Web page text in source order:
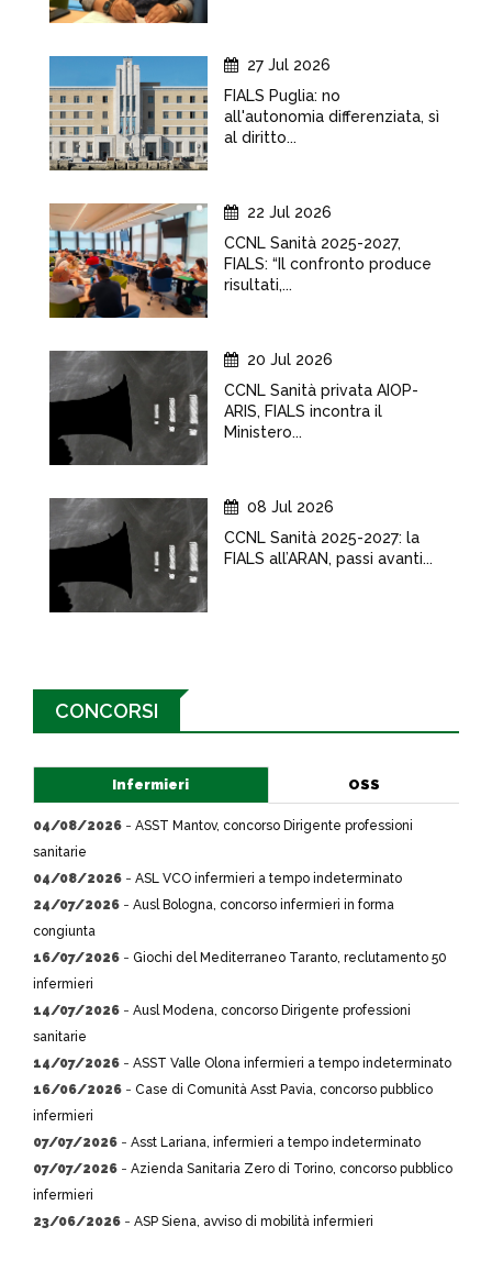
27 Jul 2026
FIALS Puglia: no
all'autonomia differenziata, sì
al diritto...
22 Jul 2026
CCNL Sanità 2025-2027,
FIALS: “Il confronto produce
risultati,...
20 Jul 2026
CCNL Sanità privata AIOP-
ARIS, FIALS incontra il
Ministero...
08 Jul 2026
CCNL Sanità 2025-2027: la
FIALS all’ARAN, passi avanti...
CONCORSI
Infermieri OSS
04/08/2026 - ASST Mantov, concorso Dirigente professioni
sanitarie
04/08/2026 - ASL VCO infermieri a tempo indeterminato
24/07/2026 - Ausl Bologna, concorso infermieri in forma
congiunta
16/07/2026 - Giochi del Mediterraneo Taranto, reclutamento 50
infermieri
14/07/2026 - Ausl Modena, concorso Dirigente professioni
sanitarie
14/07/2026 - ASST Valle Olona infermieri a tempo indeterminato
16/06/2026 - Case di Comunità Asst Pavia, concorso pubblico
infermieri
07/07/2026 - Asst Lariana, infermieri a tempo indeterminato
07/07/2026 - Azienda Sanitaria Zero di Torino, concorso pubblico
infermieri
23/06/2026 - ASP Siena, avviso di mobilità infermieri